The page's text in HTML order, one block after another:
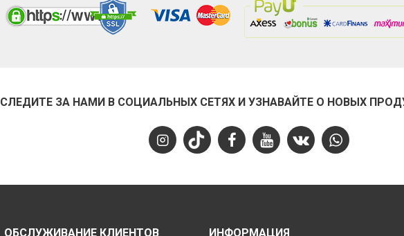
СЛЕДИТЕ ЗА НАМИ В СОЦИАЛЬНЫХ СЕТЯХ И УЗНАВАЙТЕ О НОВЫХ
ОБСЛУЖИВАНИЕ КЛИЕНТОВ ИНФОРМАЦИЯ